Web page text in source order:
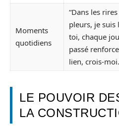
Moments
quotidiens
“Dans les
pleurs, je suis
toi, chaque
passé
lien, crois-
LE POUVOIR
LA